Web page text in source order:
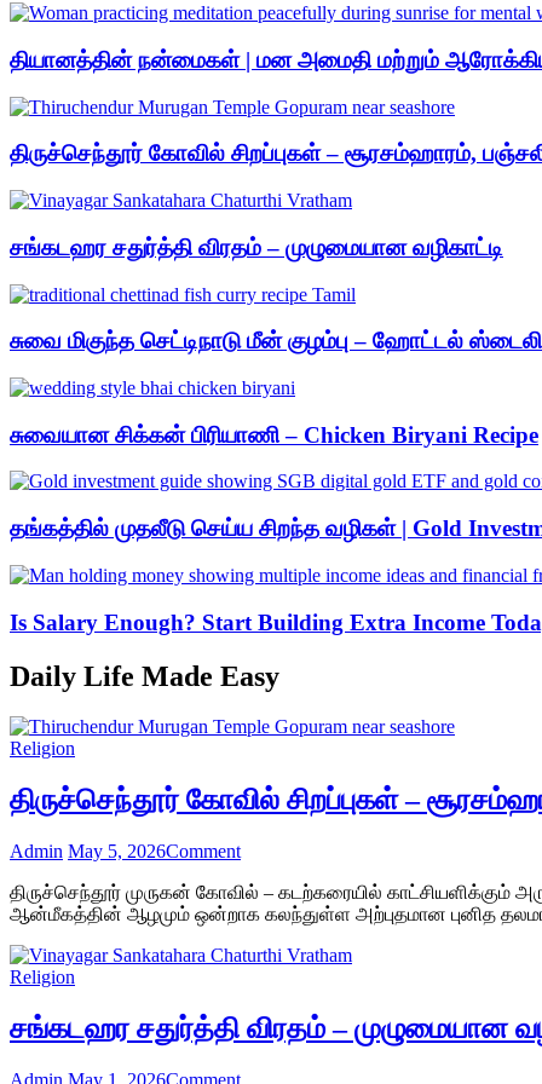
தியானத்தின் நன்மைகள் | மன அமைதி மற்றும்
திருச்செந்தூர் கோவில் சிறப்புகள் – சூரசம்ஹாரம்,
சங்கடஹர சதுர்த்தி விரதம் – முழுமையான வழிகாட்டி
சுவை மிகுந்த செட்டிநாடு மீன் குழம்பு – ஹோட்டல்
சுவையான சிக்கன் பிரியாணி – Chicken Biryani Recipe
தங்கத்தில் முதலீடு செய்ய சிறந்த வழிகள் | Gold
Is Salary Enough? Start Building Extra Income
Daily Life Made Easy
Religion
திருச்செந்தூர் கோவில் சிறப்புகள் –
Admin May 5, 2026Commenton
கோவில்
சிறப்புகள்
சூரசம்ஹாரம்,
திருமண
பலன்கள்
திருச்செந்தூர் முருகன் கோவில் – கடற்கரையில்
ஆன்மீகத்தின் ஆழமும் ஒன்றாக கலந்துள்ள அற்புதமான புனித
Religion
சங்கடஹர சதுர்த்தி விரதம் – முழுமையான
Admin May 1, 2026Commenton